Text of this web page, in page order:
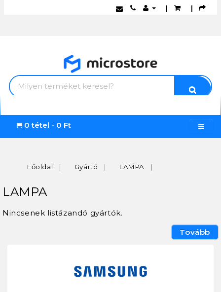
| |
0 tétel - 0 Ft
Főoldal Gyártó LAMPA
LAMPA
Nincsenek listázandó gyártók.
Tovább